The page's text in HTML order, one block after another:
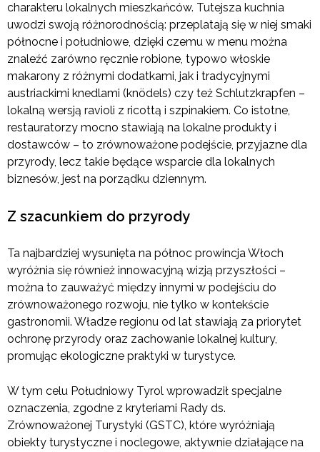
charakteru lokalnych mieszkańców. Tutejsza kuchnia
uwodzi swoją różnorodnością: przeplatają się w niej smaki
północne i południowe, dzięki czemu w menu można
znaleźć zarówno ręcznie robione, typowo włoskie
makarony z różnymi dodatkami, jak i tradycyjnymi
austriackimi knedlami (knödels) czy też Schlutzkrapfen –
lokalną wersją ravioli z ricottą i szpinakiem. Co istotne,
restauratorzy mocno stawiają na lokalne produkty i
dostawców – to zrównoważone podejście, przyjazne dla
przyrody, lecz takie będące wsparcie dla lokalnych
biznesów, jest na porządku dziennym.
Z szacunkiem do przyrody
Ta najbardziej wysunięta na północ prowincja Włoch
wyróżnia się również innowacyjną wizją przyszłości –
można to zauważyć między innymi w podejściu do
zrównoważonego rozwoju, nie tylko w kontekście
gastronomii. Władze regionu od lat stawiają za priorytet
ochronę przyrody oraz zachowanie lokalnej kultury,
promując ekologiczne praktyki w turystyce.
W tym celu Południowy Tyrol wprowadził specjalne
oznaczenia, zgodne z kryteriami Rady ds.
Zrównoważonej Turystyki (GSTC), które wyróżniają
obiekty turystyczne i noclegowe, aktywnie działające na